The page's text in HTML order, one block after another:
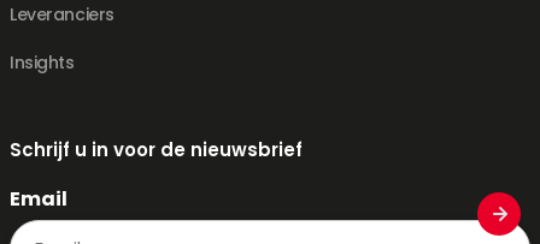
Leveranciers
Insights
Schrijf u in voor de nieuwsbrief
Email